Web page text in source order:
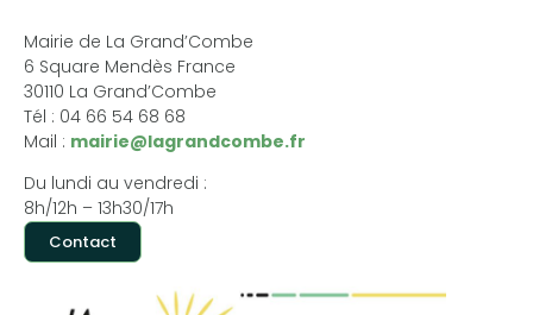
Mairie de La Grand’Combe
6 Square Mendès France
30110 La Grand’Combe
Tél : 04 66 54 68 68
Mail : mairie@lagrandcombe.fr
Du lundi au vendredi :
8h/12h – 13h30/17h
Contact